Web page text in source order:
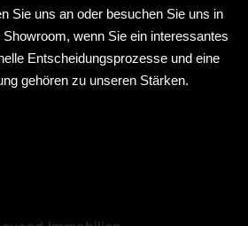
Sie uns an oder besuchen Sie uns in
wenn Sie ein interessantes
Entscheidungsprozesse und eine
gehören zu unseren Stärken.